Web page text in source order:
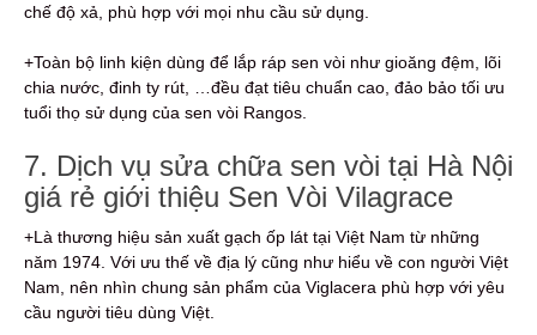
chế độ xả, phù hợp với mọi nhu cầu sử dụng.
+Toàn bộ linh kiện dùng để lắp ráp sen vòi như gioăng đệm, lõi
chia nước, đinh ty rút, …đều đạt tiêu chuẩn cao, đảo bảo tối ưu
tuổi thọ sử dụng của sen vòi Rangos.
7. Dịch vụ sửa chữa sen vòi tại Hà Nội
giá rẻ giới thiệu Sen Vòi Vilagrace
+Là thương hiệu sản xuất gạch ốp lát tại Việt Nam từ những
năm 1974. Với ưu thế về địa lý cũng như hiểu về con người Việt
Nam, nên nhìn chung sản phẩm của Viglacera phù hợp với yêu
cầu người tiêu dùng Việt.